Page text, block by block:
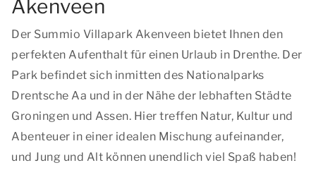
Akenveen
Der Summio Villapark Akenveen bietet Ihnen den
perfekten Aufenthalt für einen Urlaub in Drenthe. Der
Park befindet sich inmitten des Nationalparks
Drentsche Aa und in der Nähe der lebhaften Städte
Groningen und Assen. Hier treffen Natur, Kultur und
Abenteuer in einer idealen Mischung aufeinander,
und Jung und Alt können unendlich viel Spaß haben!